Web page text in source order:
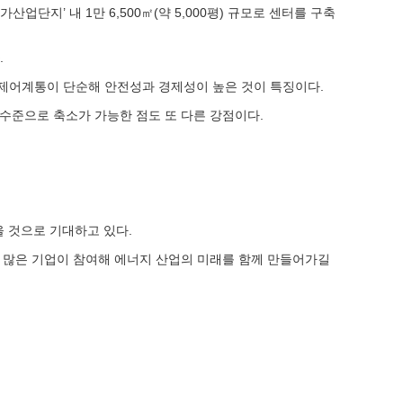
산업단지’ 내 1만 6,500㎡(약 5,000평) 규모로 센터를 구축
계통이 단순해 안전성과 경제성이 높은 것이 특징이다.
준으로 축소가 가능한 점도 또 다른 강점이다.
으로 기대하고 있다.
은 기업이 참여해 에너지 산업의 미래를 함께 만들어가길